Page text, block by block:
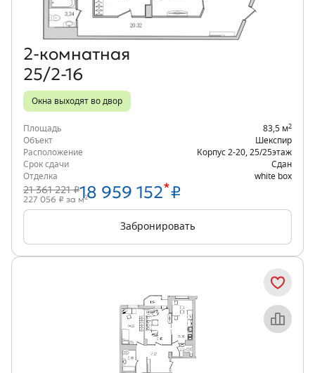
2‑комнатная
25/2-16
Окна выходят во двор
Площадь 83,5 м2
Объект
Шекспир
Расположение
Корпус 2-20 25/25этаж
Срок сдачи
Сдан
Отделка
white box
21 361 221 ₽18 959 152*₽
227 056 ₽ за м2
Забронировать
Объект месяца